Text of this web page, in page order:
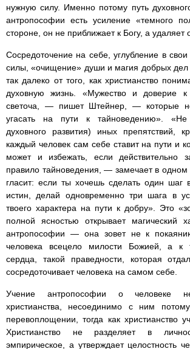
нужную силу. Именно потому путь
антропософии есть усиление «темного
стороне, он не приближает к Богу, а удаляет
Сосредоточение на себе, углубление в
силы, «очищение» души и магия добрых дел
так далеко от того, как христианство
духовную жизнь. «Мужество и доверие
светоча, — пишет Штейнер, — которые
угасать на пути к тайноведению». «Не
духовного развития) иных препятствий,
каждый человек сам себе ставит на пути и
может и избежать, если действительно
правило тайноведения, — замечает в
гласит: если ты хочешь сделать один шаг
истин, делай одновременно три шага в
твоего характера на пути к добру». Это
полной ясностью открывает магический
антропософии — она зовет не к
человека всецело милости Божией, а к
сердца, такой праведности, которая
сосредоточивает человека на самом себе.
Учение антропософии о человеке
христианства, несоединимо с ним
перевоплощении, тогда как христианство
Христианство не разделяет в
эмпирическое, а утверждает целостность